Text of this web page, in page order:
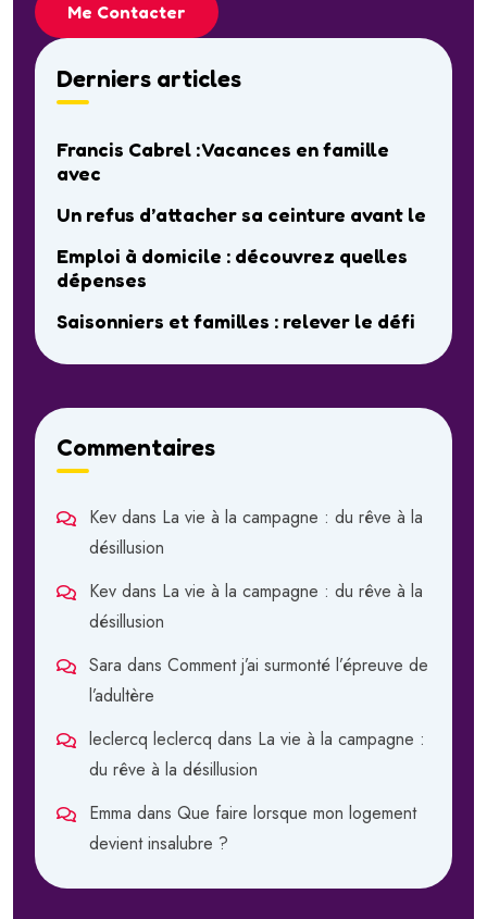
Me Contacter
Derniers articles
Francis Cabrel : Vacances en famille
avec
Un refus d’attacher sa ceinture avant le
Emploi à domicile : découvrez quelles
dépenses
Saisonniers et familles : relever le défi
Commentaires
Kev dans La vie à la campagne : du rêve à la
désillusion
Kev dans La vie à la campagne : du rêve à la
désillusion
Sara dans Comment j’ai surmonté l’épreuve de
l’adultère
leclercq leclercq dans La vie à la campagne :
du rêve à la désillusion
Emma dans Que faire lorsque mon logement
devient insalubre ?